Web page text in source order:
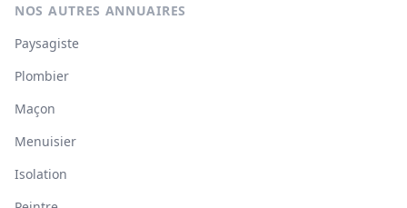
NOS AUTRES ANNUAIRES
Paysagiste
Plombier
Maçon
Menuisier
Isolation